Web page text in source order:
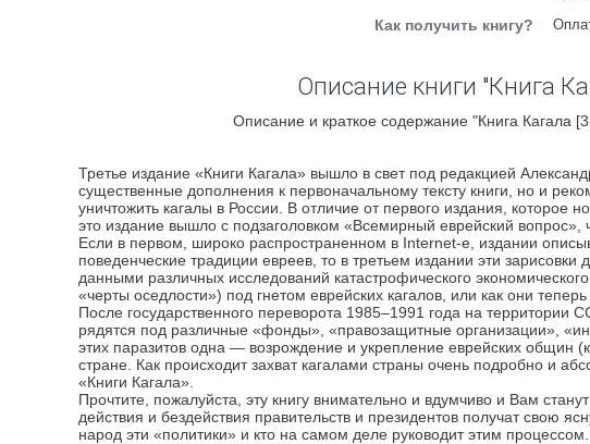
Как получить книгу?
Описание книги "Книга
Описание и краткое содержание "Книга Кагала
Третье издание «Книги Кагала» вышло в свет под редакцией
существенные дополнения к первоначальному тексту книги, но и
уничтожить кагалы в России. В отличие от первого издания, которое
это издание вышло с подзаголовком «Всемирный еврейский вопрос»,
Если в первом, широко распространенном в Internet-е, издании
поведенческие традиции евреев, то в третьем издании эти
данными различных исследований катастрофического
«черты оседлости») под гнетом еврейских кагалов, или как они
После государственного переворота 1985–1991 года на территории
рядятся под различные «фонды», «правозащитные организации»,
этих паразитов одна — возрождение и укрепление еврейских общин
стране. Как происходит захват кагалами страны очень подробно и
«Книги Кагала».
Прочтите, пожалуйста, эту книгу внимательно и вдумчиво и Вам
действия и бездействия правительств и президентов получат свою
народ эти «политики» и кто на самом деле руководит этим процессом.